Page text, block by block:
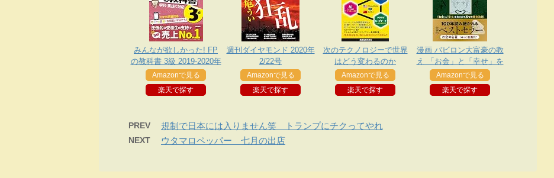
みんなが欲しかった! FP
の教科書 3級 2019-2020年
Amazonで見る
楽天で探す
週刊ダイヤモンド 2020年
2/22号
Amazonで見る
楽天で探す
次のテクノロジーで世界
はどう変わるのか
Amazonで見る
楽天で探す
漫画 バビロン大富豪の教
え 「お金」と「幸せ」を
生み出す五つの黄金法則
Amazonで見る
楽天で探す
PREV 規制で日本には入りません笑 トランプにチクってやれ
NEXT ウタマロペッパー 七月の出店